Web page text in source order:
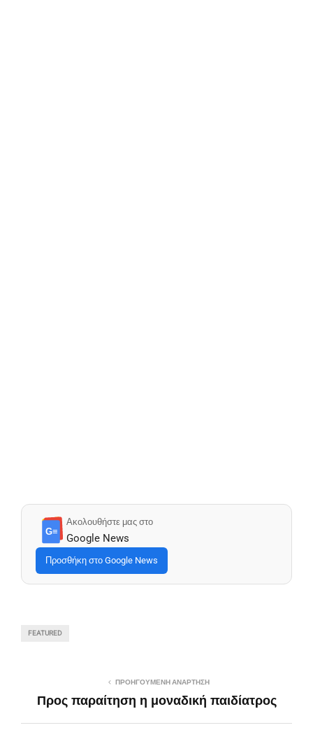
G≡
Ακολουθήστε μας στο
Google News
Προσθήκη στο Google News
FEATURED
ΠΡΟΗΓΟΎΜΕΝΗ ΑΝΆΡΤΗΣΗ
Προς παραίτηση η μοναδική παιδίατρος